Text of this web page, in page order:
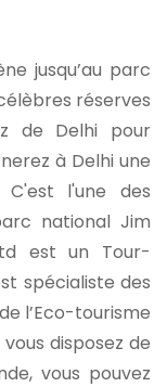
jusqu’au parc
réserves
de Delhi pour
à Delhi une
l'une des
national Jim
est un Tour-
spécialiste des
l’Eco-tourisme
disposez de
vous pouvez